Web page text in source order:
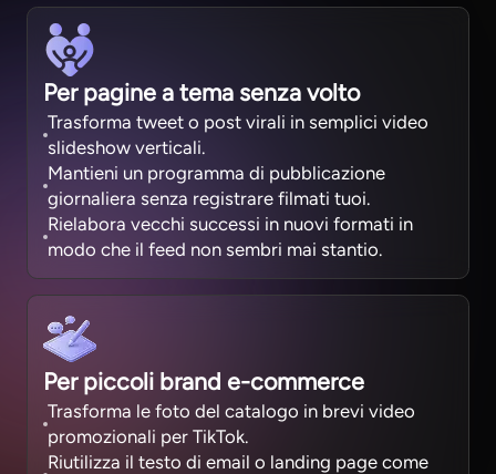
Per pagine a tema senza volto
Trasforma tweet o post virali in semplici video
slideshow verticali.
Mantieni un programma di pubblicazione
giornaliera senza registrare filmati tuoi.
Rielabora vecchi successi in nuovi formati in
modo che il feed non sembri mai stantio.
Per piccoli brand e-commerce
Trasforma le foto del catalogo in brevi video
promozionali per TikTok.
Riutilizza il testo di email o landing page come